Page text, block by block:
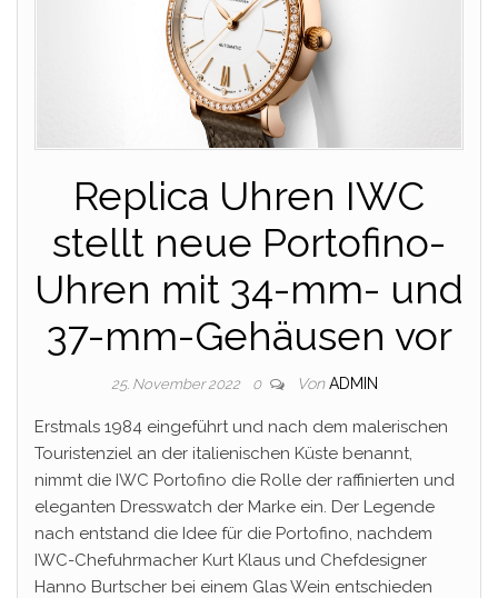
Replica Uhren IWC
stellt neue Portofino-
Uhren mit 34-mm- und
37-mm-Gehäusen vor
25. November 2022 0 Von ADMIN
Erstmals 1984 eingeführt und nach dem malerischen
Touristenziel an der italienischen Küste benannt,
nimmt die IWC Portofino die Rolle der raffinierten und
eleganten Dresswatch der Marke ein. Der Legende
nach entstand die Idee für die Portofino, nachdem
IWC-Chefuhrmacher Kurt Klaus und Chefdesigner
Hanno Burtscher bei einem Glas Wein entschieden